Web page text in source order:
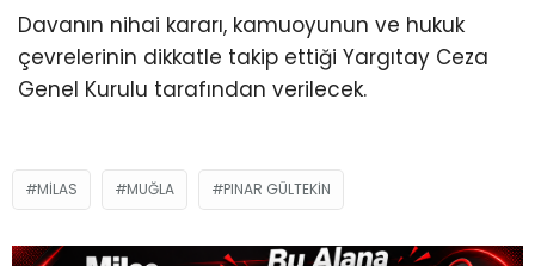
Davanın nihai kararı, kamuoyunun ve hukuk
çevrelerinin dikkatle takip ettiği Yargıtay Ceza
Genel Kurulu tarafından verilecek.
MILAS MUĞLA PINAR GÜLTEKIN